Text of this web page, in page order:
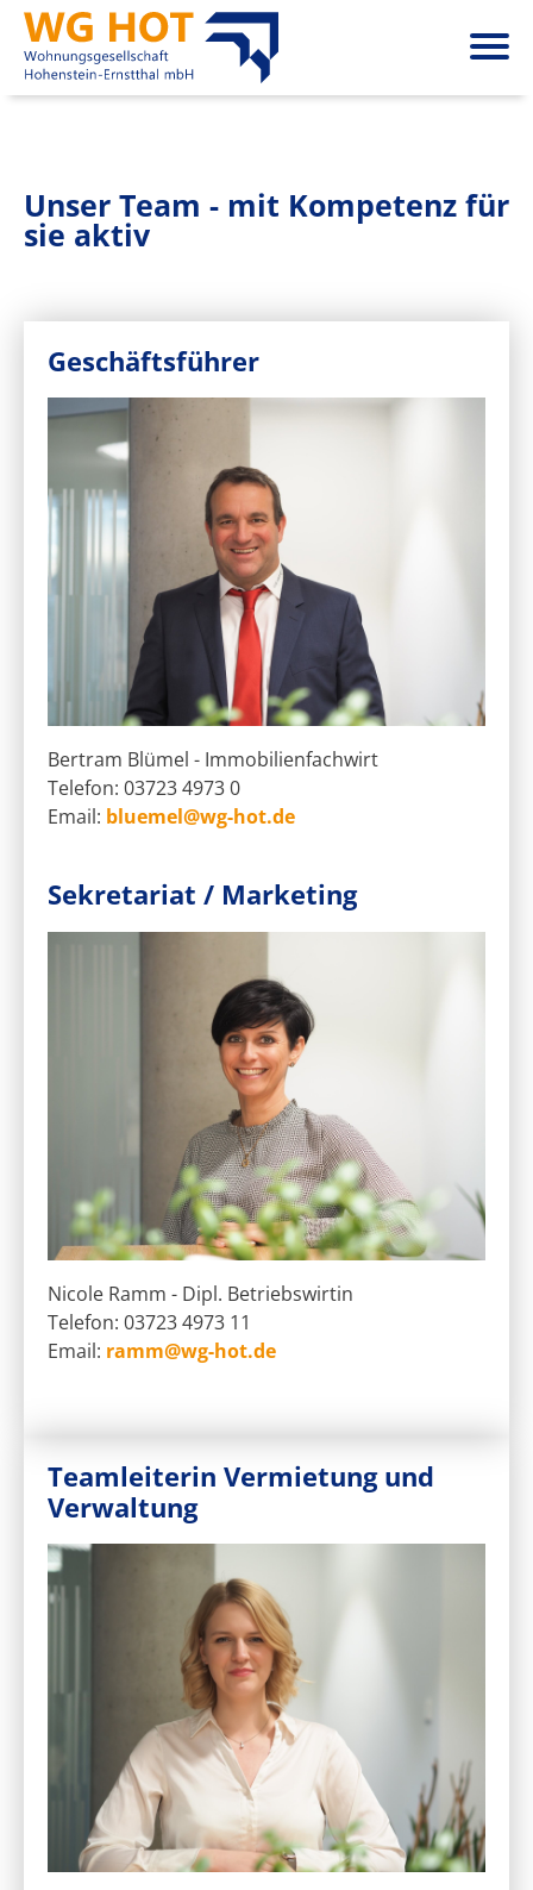
Unser Team - mit Kompetenz für
sie aktiv
Geschäftsführer
Bertram Blümel - Immobilienfachwirt
Telefon: 03723 4973 0
Email: bluemel@wg-hot.de
Sekretariat / Marketing
Nicole Ramm - Dipl. Betriebswirtin
Telefon: 03723 4973 11
Email: ramm@wg-hot.de
Teamleiterin Vermietung und
Verwaltung